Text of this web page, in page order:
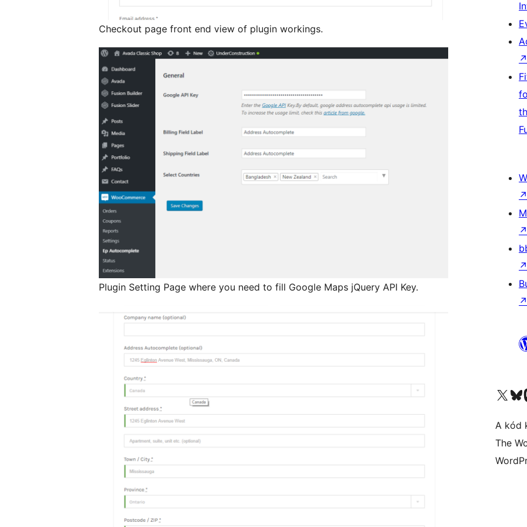
Checkout page front end view of plugin workings.
Plugin Setting Page where you need to fill Google Maps jQuery API Key.
↗
↗
↗
↗
↗
Visit our XVisit
A kód
The